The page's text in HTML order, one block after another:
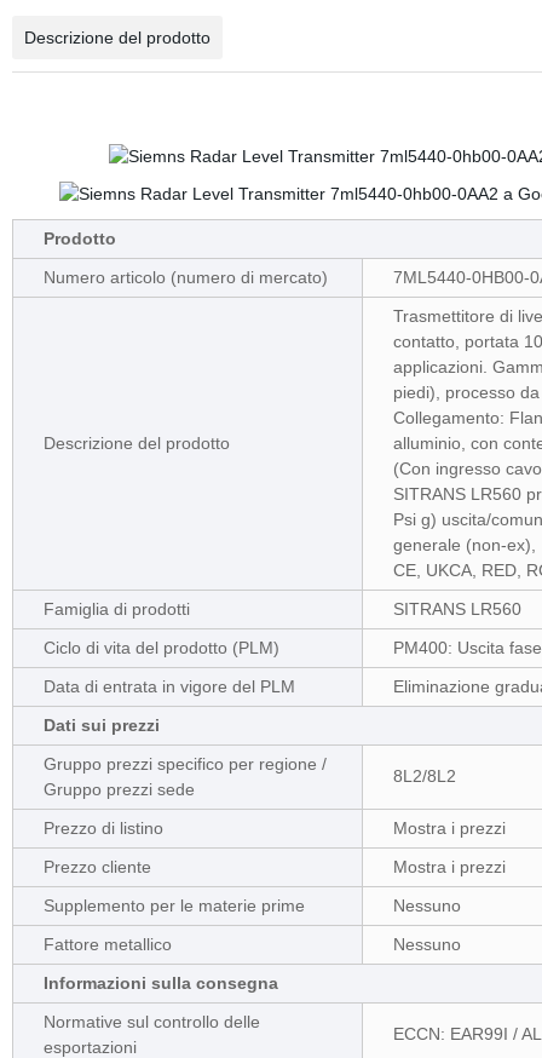
Descrizione del prodotto
Prodotto
Numero articolo (numero di mercato)
7ML5440-0HB00-
Descrizione del prodotto
Trasmettitore di
contatto, portata
applicazioni.
piedi), processo
Collegamento:
alluminio, con
(Con ingresso
SITRANS LR560
Psi g) uscita/
generale (non-ex),
CE, UKCA, RED,
Famiglia di prodotti
SITRANS LR560
Ciclo di vita del prodotto (PLM)
PM400: Uscita
Data di entrata in vigore del PLM
Eliminazione
Dati sui prezzi
Gruppo prezzi specifico per regione /
Gruppo prezzi sede
8L2/8L2
Prezzo di listino
Mostra i prezzi
Prezzo cliente
Mostra i prezzi
Supplemento per le materie prime
Nessuno
Fattore metallico
Nessuno
Informazioni sulla consegna
Normative sul controllo delle
esportazioni
ECCN: EAR99I /